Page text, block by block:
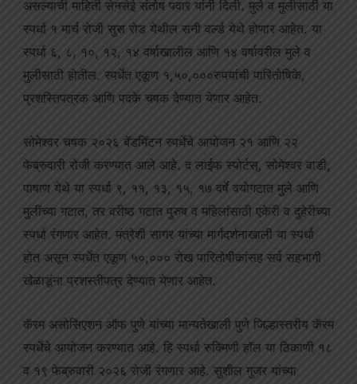
असल्याची माहिती सेनसेई संतोष पवार यांनी दिली. मुले व मुलीसाठी या
स्पर्धा १ मार्च रोजी सुस रोड येथील सनी वर्ल्ड येथे होणार आहेत. या
स्पर्धा ६, ८, १०, १२, १४ वर्षाखालील आणि १४ वर्षावरील मुले व
मुलीसाठी होतील. स्पर्धेत एकूण १,५०,०००रुपयांची पारितोषिके,
प्रशस्तिपत्रक आणि पदके चषक देण्यात येणार आहेत.
सोमेश्वर चषक २०२६ बॅडमिंटन स्पर्धेचे आयोजन २१ आणि २२
फेब्रुवारी रोजी करण्यात आले आहे. द लाईफ स्पोर्टस्, सोमेश्वर वाडी,
पाषाण येथे या स्पर्धा ९, ११, १३, १५, १७ वर्षे वयोगटात मुले आणि
मुलींच्या गटात, तर वरीष्ठ गटात पुरुष व महिलांसाठी एकेरी व दुहेरीच्या
स्पर्धा रंगणार आहेत. मंत्रेशी सागर यांच्या मार्गदर्शनाखाली या स्पर्धा
होत असून स्पर्धेत एकूण ५०,००० रोख पारितोषीकांसह सर्व सहभागी
खेळाडूंना प्रशस्तीपत्र देण्यात येणार आहेत.
कॅरम असोसिएशन ऑफ पुणे यांच्या मान्यतेखाली पुणे जिल्हास्तरीय कॅरम
स्पर्धेचे आयोजन करण्यात आहे. हि स्पर्धा रुक्मिणी हॉल या ठिकाणी १८
व १९ फेब्रुवारी २०२६ रोजी रंगणार आहे. सुशील गुजर यांच्या